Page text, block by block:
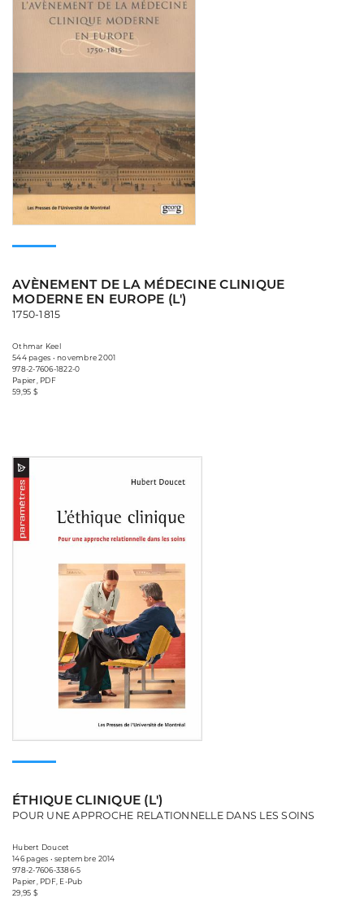
AVÈNEMENT DE LA MÉDECINE CLINIQUE
MODERNE EN EUROPE (L')
1750-1815
Othmar Keel
544 pages • novembre 2001
978-2-7606-1822-0
Papier, PDF
59,95 $
ÉTHIQUE CLINIQUE (L')
POUR UNE APPROCHE RELATIONNELLE DANS LES SOINS
Hubert Doucet
146 pages • septembre 2014
978-2-7606-3386-5
Papier, PDF, E-Pub
29,95 $